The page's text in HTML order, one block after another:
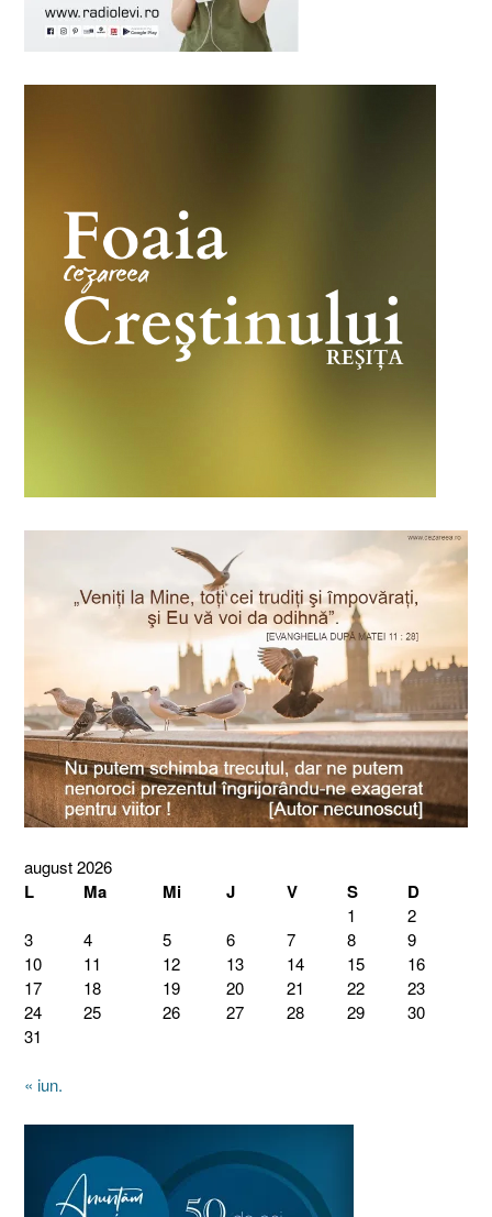
august 2026
L Ma Mi J V S D
1
2
3
4 5 6 7 8
9
10
11 12 13 14 15
16
17
18 19 20 21 22
23
24
25 26 27 28 29
30
31
« iun.